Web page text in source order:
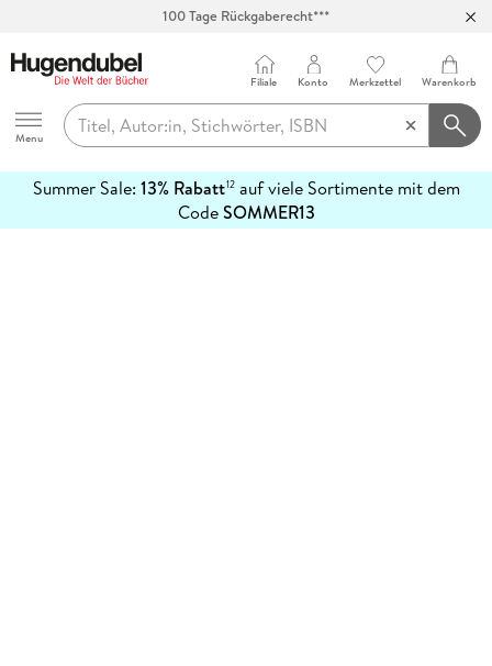
100 Tage Rückgaberecht***
Hugendubel
Menu
Filiale Konto Merkzettel Warenkorb
Summer Sale: 13% Rabatt12auf viele Sortimente mit dem
CodeSOMMER13
erfahren